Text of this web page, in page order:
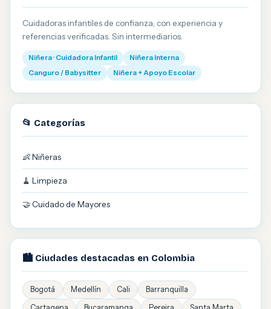
Cuidadoras infantiles de confianza, con experiencia y
referencias verificadas. Sin intermediarios.
Niñera · Cuidadora Infantil
Niñera Interna
Canguro / Babysitter
Niñera + Apoyo Escolar
📂 Categorías
👶 Niñeras
🧹 Limpieza
🤝 Cuidado de Mayores
🏙️ Ciudades destacadas en Colombia
Bogotá Medellín Cali
Barranquilla